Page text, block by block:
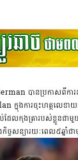
បានប្រកាសពី
ក្នុងការចុះហត្ថលេខ
ដែលកុងត្រារបស់ខ្លួន
ច្ចសន្យារយៈពេល៥ឆ្នាំជ